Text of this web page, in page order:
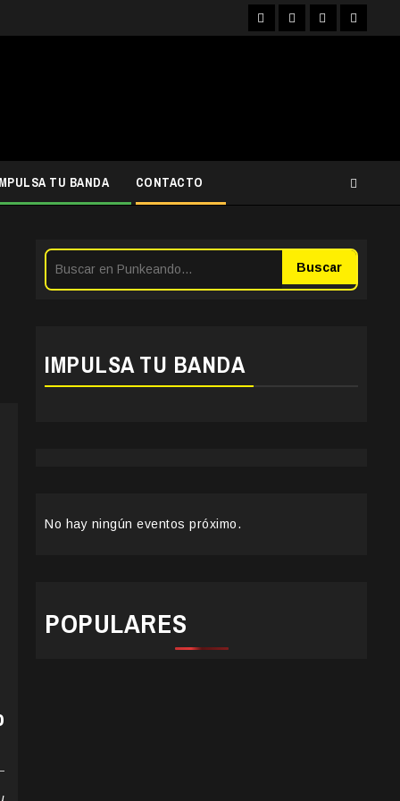
FacebookInstagram
YouTubeTwitter
TU BANDA CONTACTO
Buscar
IMPULSA TU BANDA
No hay ningún eventos próximo.
POPULARES